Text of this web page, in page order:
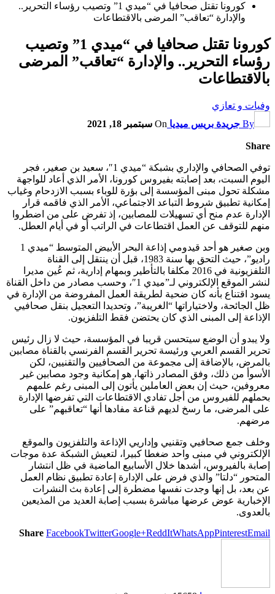
كورونا تقتل صحافيا في “ميدي 1” وتصيب رؤساء التحرير..
والإدارة “تعاقب” المرضى بالاقتطاعات
كورونا تقتل صحافيا في “ميدي 1” وتصيب
رؤساء التحرير.. والإدارة “تعاقب” المرضى
بالاقتطاعات
وفيات و تعازي
By جريدة بريس ميديا On سبتمبر 18, 2021
Share
توفي الصحافي والإداري بشبكة “ميدي 1″، سعيد بن صغير، فجر
اليوم السبت، بعد إصابته بفيروس كورونا، الأمر الذي أعاد للواجهة
مشكلة تحول مبنى المؤسسة إلى بؤرة للوباء بسبب الازدحام وغياب
إمكانية تطبيق شروط التباعد الاجتماعي، الأمر الذي فاقمه قرار
الإدارة عدم منح أي تسهيلات للمصابين، إذ تفرض على من اضطروا
منهم للتوقف عن العمل اقتطاعات في الراتب أو في أيام العطل.
وبن صغير هو أحد قيدومي إذاعة البحر الأبيض المتوسط “ميدي 1
راديو”، حيث التحق بها سنة 1983، قبل أن ينتقل إلى القناة
التلفزيونية في 2016 مكلفا بالتأطير وبمهام إدارية، ثم عُين مديرا
لنشر الموقع الإلكتروني لـ”ميدي 1″، وحسب مصادر من داخل القناة
يسود اقتناع بأنه كان ضحية لطريقة العمل المفروضة من الإدارة في
ظل الجائحة، ولاختياراتها “الغريبة”، وتحديدا التعجيل بنقل صحافيي
الإذاعة إلى المبنى الذي كان يحتضن فقط التلفزيون.
ولا يبدو أن الوضع سيتحسن قريبا في المؤسسة، حيث لا زال رئيس
تحرير القسم العربي ورئيسة تحرير القسم الفرنسي بالقناة مصابين
بالمرض، بالإضافة إلى مجموعة من الصحافيين والتقنيين، لكن
الأسوأ من ذلك، وفق المصادر ذاتها، هو إمكانية وجود مصابين غير
معروفين، حيث إن بعض العاملين يأتون إلى المبنى رغم علمهم
بحملهم للفيروس من أجل تفادي الاقتطاعات التي تفرضها الإدارة
على المرضى، ما رسخ لديهم قناعة مفادها أنها “تعاقبهم” على
مرضهم.
وخلف جمع صحافيي وتقنيي وإداريي الإذاعة والتلفزيون والموقع
الإلكتروني في مبنى واحد ضغطا كبيرا، لتعيش الشبكة عدة موجات
إصابة بالفيروس، أشدها خلال الأسابيع الماضية في ظل انتشار
المتحور “دلتا” والذي فرض على الإدارة إعادة تطبيق نظام العمل
عن بعد، بل إنها وجدت نفسها مضطرة إلى إعادة بث النشرات
الإخبارية عوض عرضها مباشرة بسبب إصابة العديد من المذيعين
بالعدوى.
Share FacebookTwitterGoogle+ReddItWhatsAppPinterestEmail